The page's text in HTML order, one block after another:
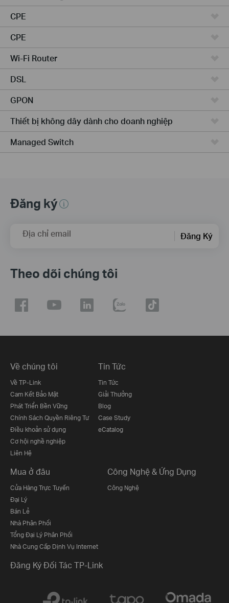
CPE
CPE
Wi-Fi Router
DSL
GPON
Thiết bị không dây dành cho doanh nghiệp
Managed Switch
Đăng ký
Địa chỉ email Đăng Ký
Theo dõi chúng tôi
Về chúng tôi
Về TP-Link
Cam Kết Bảo Mật
Phát Triển Bền Vững
Chính Sách Quyền Riêng Tư
Điều khoản sử dụng
Cơ hội nghề nghiệp
Liên Hệ
Tin Tức
Tin Tức
Giải Thưởng
Blog
Case Study
eCatalog
Mua ở đâu
Cửa Hàng Trực Tuyến
Đại Lý
Bán Lẻ
Nhà Phân Phối
Tổng Đại Lý Phân Phối
Nhà Cung Cấp Dịnh Vụ Internet
Công Nghệ & Ứng Dụng
Công Nghệ
Đăng Ký Đối Tác TP-Link